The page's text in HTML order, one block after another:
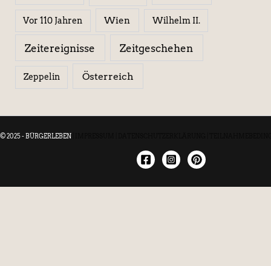
Vor 110 Jahren Wien Wilhelm II.
Zeitereignisse Zeitgeschehen
Zeppelin Österreich
© 2025 - BÜRGERLEBEN